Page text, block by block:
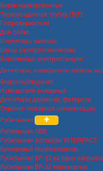
Бирки маркировочные
Термоусадочная трубка (ТуТ)
Гофродержатели
Дин-рейки
Изоляторы шинные
Шины электротехнические
Бензиновые электростанции
Детекторы, извещатели, камеры
Видеонаблюдение
Извещатели пожарные
Детекторы движения, фотореле
Охранно-пожарная сигнализация
Рубильники
Рубильники ABB
Рубильники Schneider INTERPACT
Кулачковый переключатель
Рубильники ВР-32 на одно
Рубильники ВР-32 перекидные